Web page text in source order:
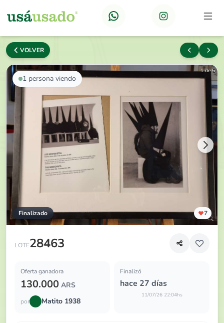
VOLVER
1 persona viendo
Finalizado 7
1 de 5
LOTE28463
Cuadro con fotografías “Los Anarquistas en Roma, Italia
Oferta ganadora
130.000 ARS
por Matito 1938
Finalizó
hace 27 días
11/07/26 22:04hs